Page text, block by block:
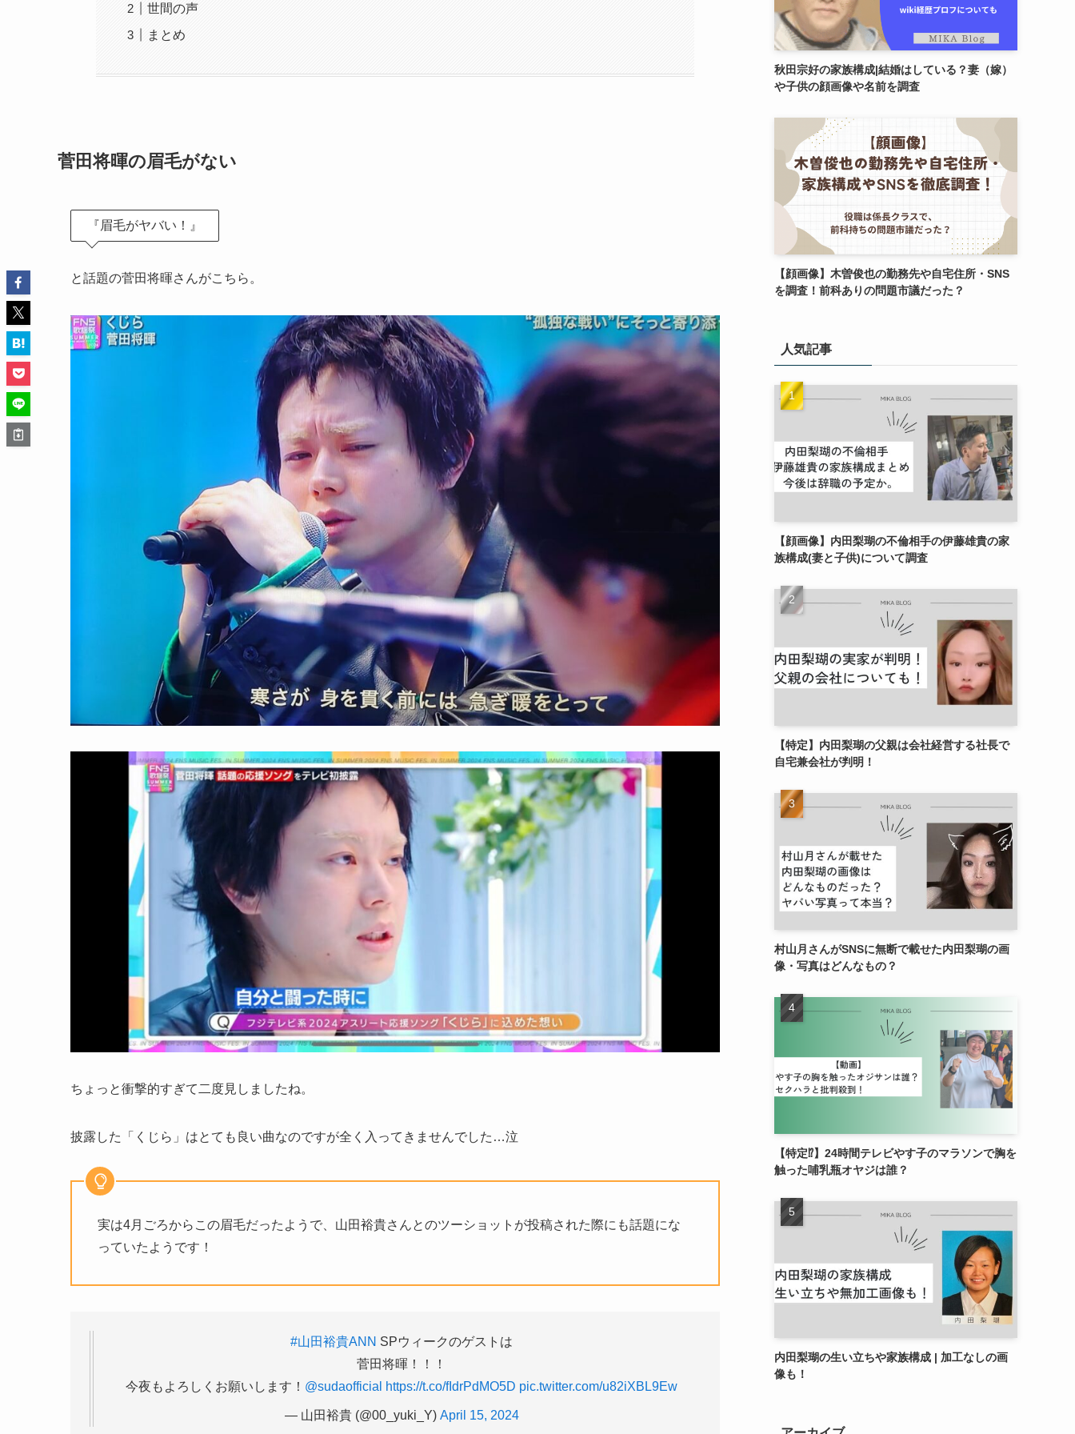
世間の声
まとめ
菅田将暉の眉毛がない
『眉毛がヤバい！』
と話題の菅田将暉さんがこちら。
ちょっと衝撃的すぎて二度見しましたね。
披露した「くじら」はとても良い曲なのですが全く入ってきませんでした…泣
実は4月ごろからこの眉毛だったようで、山田裕貴さんとのツーショットが投稿された際にも話題にな
っていたようです！
#山田裕貴ANN SPウィークのゲストは
菅田将暉！！！
今夜もよろしくお願いします！ @sudaofficial https://t.co/fIdrPdMO5D pic.twitter.com/u82iXBL9Ew
— 山田裕貴 (@00_yuki_Y) April 15, 2024
秋田宗好の家族構成|結婚はしている？妻（嫁）
や子供の顔画像や名前を調査
【顔画像】木曽俊也の勤務先や自宅住所・SNS
を調査！前科ありの問題市議だった？
人気記事
【顔画像】内田梨瑚の不倫相手の伊藤雄貴の家
族構成(妻と子供)について調査
【特定】内田梨瑚の父親は会社経営する社長で
自宅兼会社が判明！
村山月さんがSNSに無断で載せた内田梨瑚の画
像・写真はどんなもの？
【特定⁉︎】24時間テレビやす子のマラソンで胸を
触った哺乳瓶オヤジは誰？
内田梨瑚の生い立ちや家族構成 | 加工なしの画
像も！